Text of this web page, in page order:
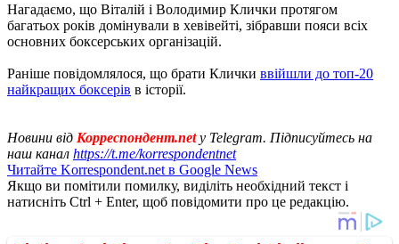
Нагадаємо, що Віталій і Володимир Клички протягом
багатьох років домінували в хевівейті, зібравши пояси всіх
основних боксерських організацій.
Раніше повідомлялося, що брати Клички ввійшли до топ-20
найкращих боксерів в історії.
Новини від Корреспондент.netу Telegram. Підписуйтесь на
наш канал https://t.me/korrespondentnet
Читайте Korrespondent.net в Google News
Якщо ви помітили помилку, виділіть необхідний текст і
натисніть Ctrl + Enter, щоб повідомити про це редакцію.